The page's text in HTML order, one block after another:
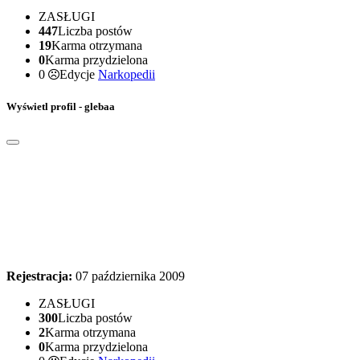
ZASŁUGI
447Liczba postów
19Karma otrzymana
0Karma przydzielona
0
Edycje Narkopedii
Wyświetl profil - glebaa
Rejestracja: 07 października 2009
ZASŁUGI
300Liczba postów
2Karma otrzymana
0Karma przydzielona